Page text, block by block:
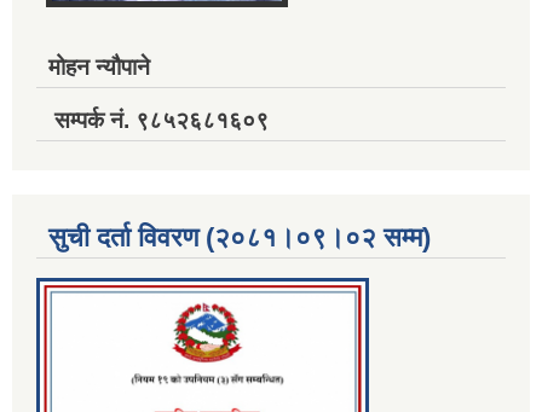
मोहन न्यौपाने
सम्पर्क नं. ९८५२६८१६०९
सुची दर्ता विवरण (२०८१।०९।०२ सम्म)